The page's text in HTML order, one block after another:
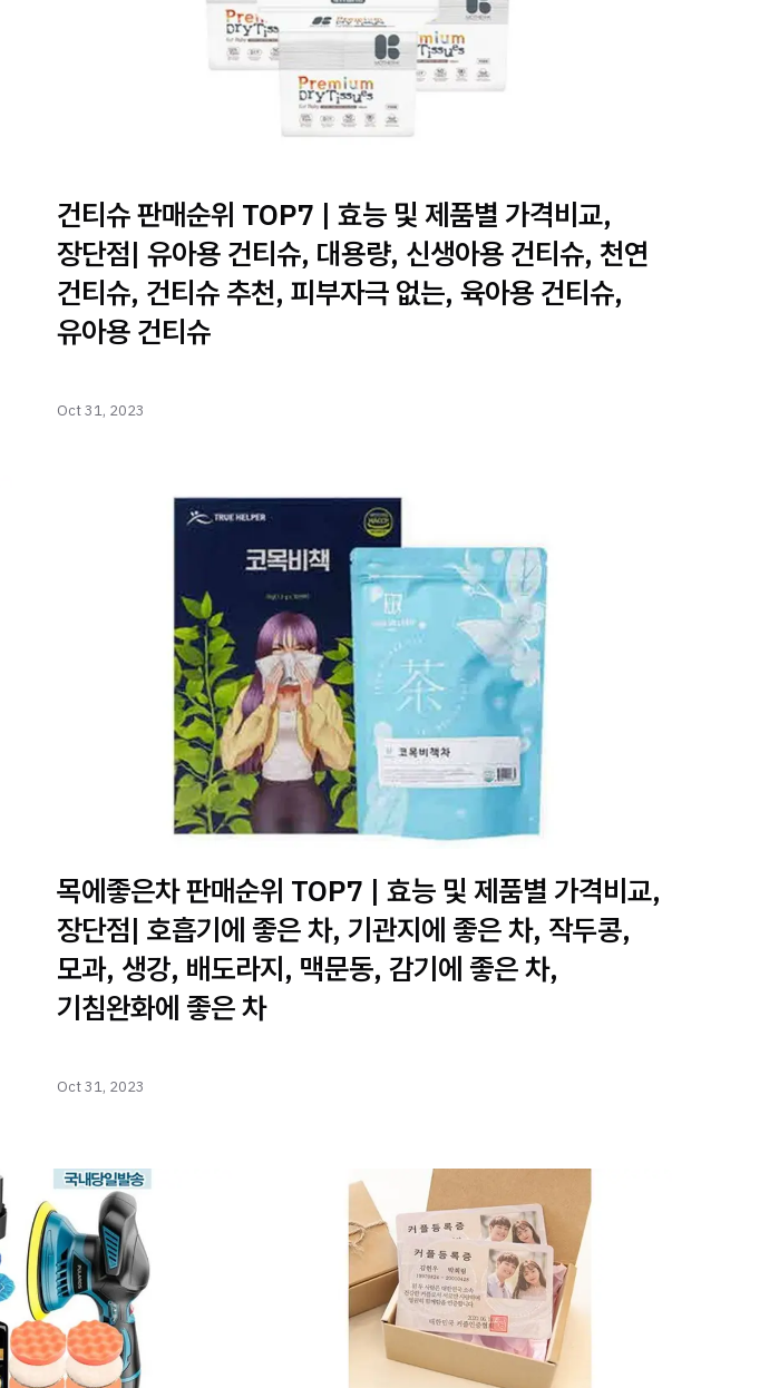
건티슈 판매순위 TOP7 | 효능 및 제품별 가격비교,
장단점| 유아용 건티슈, 대용량, 신생아용 건티슈, 천연
건티슈, 건티슈 추천, 피부자극 없는, 육아용 건티슈,
유아용 건티슈
Oct 31, 2023
목에좋은차 판매순위 TOP7 | 효능 및 제품별 가격비교,
장단점| 호흡기에 좋은 차, 기관지에 좋은 차, 작두콩,
모과, 생강, 배도라지, 맥문동, 감기에 좋은 차,
기침완화에 좋은 차
Oct 31, 2023